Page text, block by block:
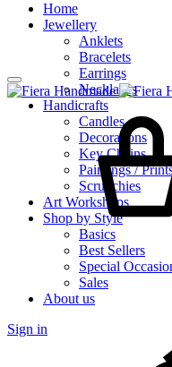
Home
Jewellery
Anklets
Bracelets
Earrings
Necklaces
Handicrafts
Candles
Decorations
Key Chains
Paintings /
Scrunchies
Art Workshops
Shop by Style
Basics
Best Sellers
Special
Sales
About us
Sign in